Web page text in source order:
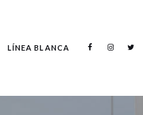
LÍNEA BLANCA